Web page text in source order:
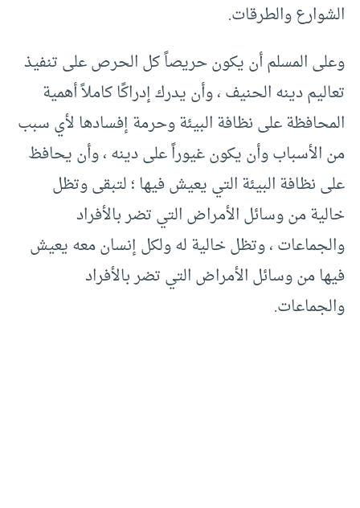
الشوارع والطرقات.
وعلى المسلم أن يكون حريصاً كل الحرص على تنفيذ
تعاليم دينه الحنيف ، وأن يدرك إدراكًا كاملاً أهمية
المحافظة على نظافة البيئة وحرمة إفسادها لأي سبب
من الأسباب وأن يكون غيوراً على دينه ، وأن يحافظ
على نظافة البيئة التي يعيش فيها ؛ لتبقى وتظل
خالية من وسائل الأمراض التي تضر بالأفراد
والجماعات ، وتظل خالية له ولكل إنسان معه يعيش
فيها من وسائل الأمراض التي تضر بالأفراد
والجماعات.